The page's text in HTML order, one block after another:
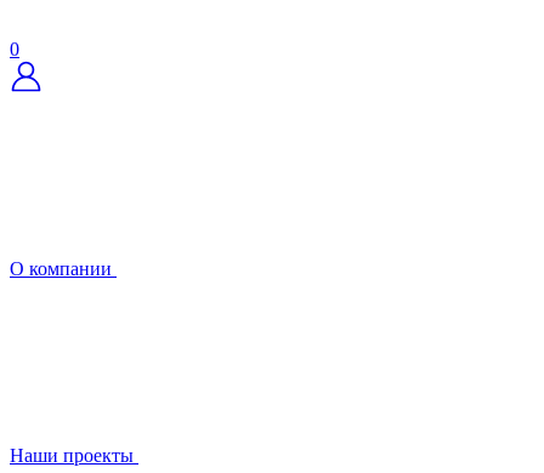
0
О компании
Наши проекты